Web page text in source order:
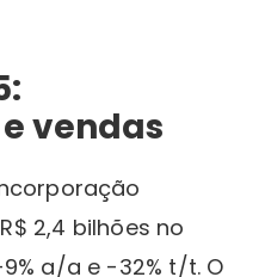
vendas
2,4 bilhões no
a/a e -32% t/t. O